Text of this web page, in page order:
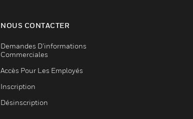
NOUS CONTACTER
Demandes D’informations
Commerciales
Accès Pour Les Employés
Inscription
Désinscription